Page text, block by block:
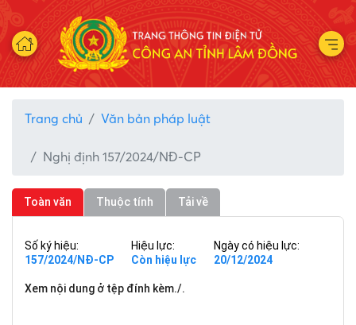
Trang chủ Văn bản pháp luật
Nghị định 157/2024/NĐ-CP
Toàn văn Thuộc tính Tải về
Số ký hiệu:
157/2024/NĐ-CP
Hiệu lực:
Còn hiệu lực
Ngày có hiệu lực:
20/12/2024
Xem nội dung ở tệp đính kèm./.